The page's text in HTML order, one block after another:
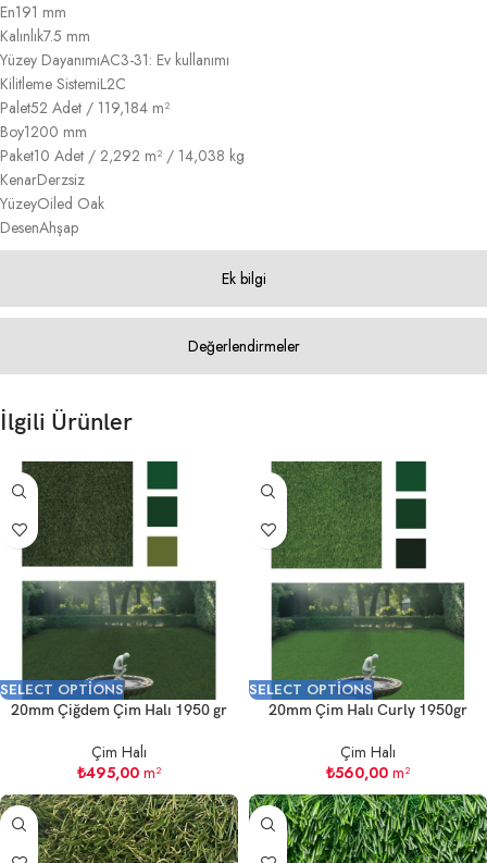
Ek bilgi
Değerlendirmeler
En191 mm
Kalınlık7.5 mm
Yüzey DayanımıAC3-31: Ev kullanımı
Kilitleme SistemiL2C
Palet52 Adet / 119,184 m²
Boy1200 mm
Paket10 Adet / 2,292 m² / 14,038 kg
KenarDerzsiz
YüzeyOiled Oak
DesenAhşap
İlgili Ürünler
SELECT OPTIONS
20mm Çiğdem Çim Halı 1950 gr
Çim Halı
₺495,00 m²
SELECT OPTIONS
20mm Çim Halı Curly 1950gr
Çim Halı
₺560,00 m²